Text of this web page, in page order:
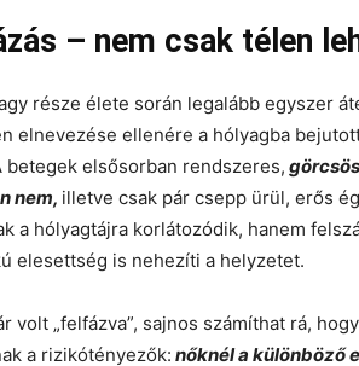
– nem csak télen
része élete során legalább egyszer
elnevezése ellenére a hólyagba
betegek elsősorban rendszeres,
nem, illetve csak pár csepp ürül, erős
a hólyagtájra korlátozódik, hanem
elesettség is nehezíti a helyzetet.
volt „felfázva”, sajnos számíthat rá,
a rizikótényezők: nőknél a különböző